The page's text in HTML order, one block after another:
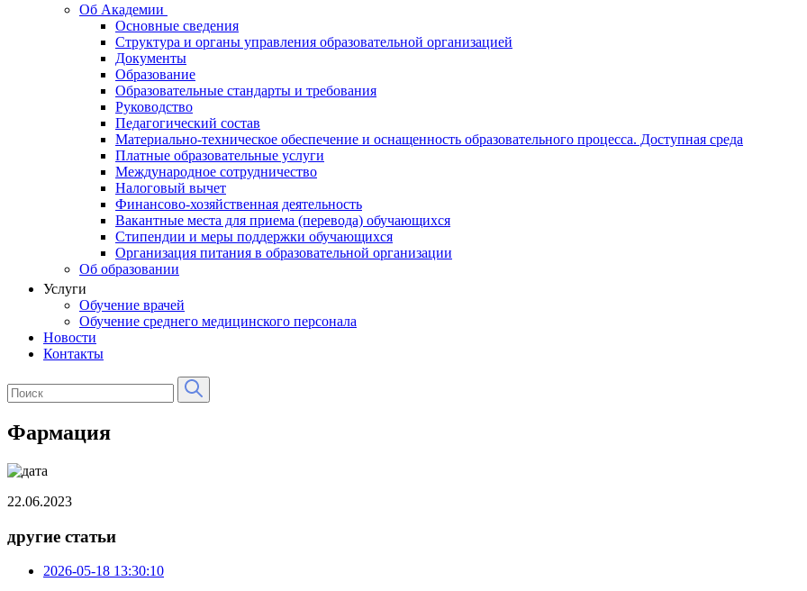
Об Академии
Основные сведения
Структура и органы управления образовательной организацией
Документы
Образование
Образовательные стандарты и требования
Руководство
Педагогический состав
Материально-техническое обеспечение и оснащенность образовательного процесса. Доступная среда
Платные образовательные услуги
Международное сотрудничество
Налоговый вычет
Финансово-хозяйственная деятельность
Вакантные места для приема (перевода) обучающихся
Стипендии и меры поддержки обучающихся
Организация питания в образовательной организации
Об образовании
Услуги
Обучение врачей
Обучение среднего медицинского персонала
Новости
Контакты
Фармация
22.06.2023
другие статьи
2026-05-18 13:30:10